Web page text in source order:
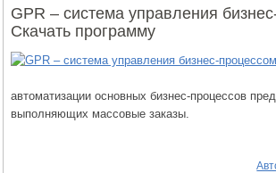
GPR – система управления
Скачать программу
автоматизации основных бизнес-процессов
выполняющих массовые заказы.